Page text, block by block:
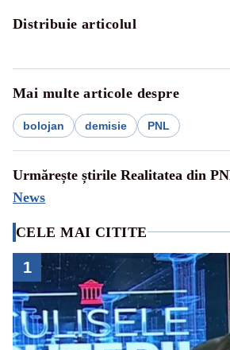
Distribuie articolul
Mai multe articole despre
bolojan demisie PNL
Urmărește știrile Realitatea din
News
CELE MAI CITITE
1